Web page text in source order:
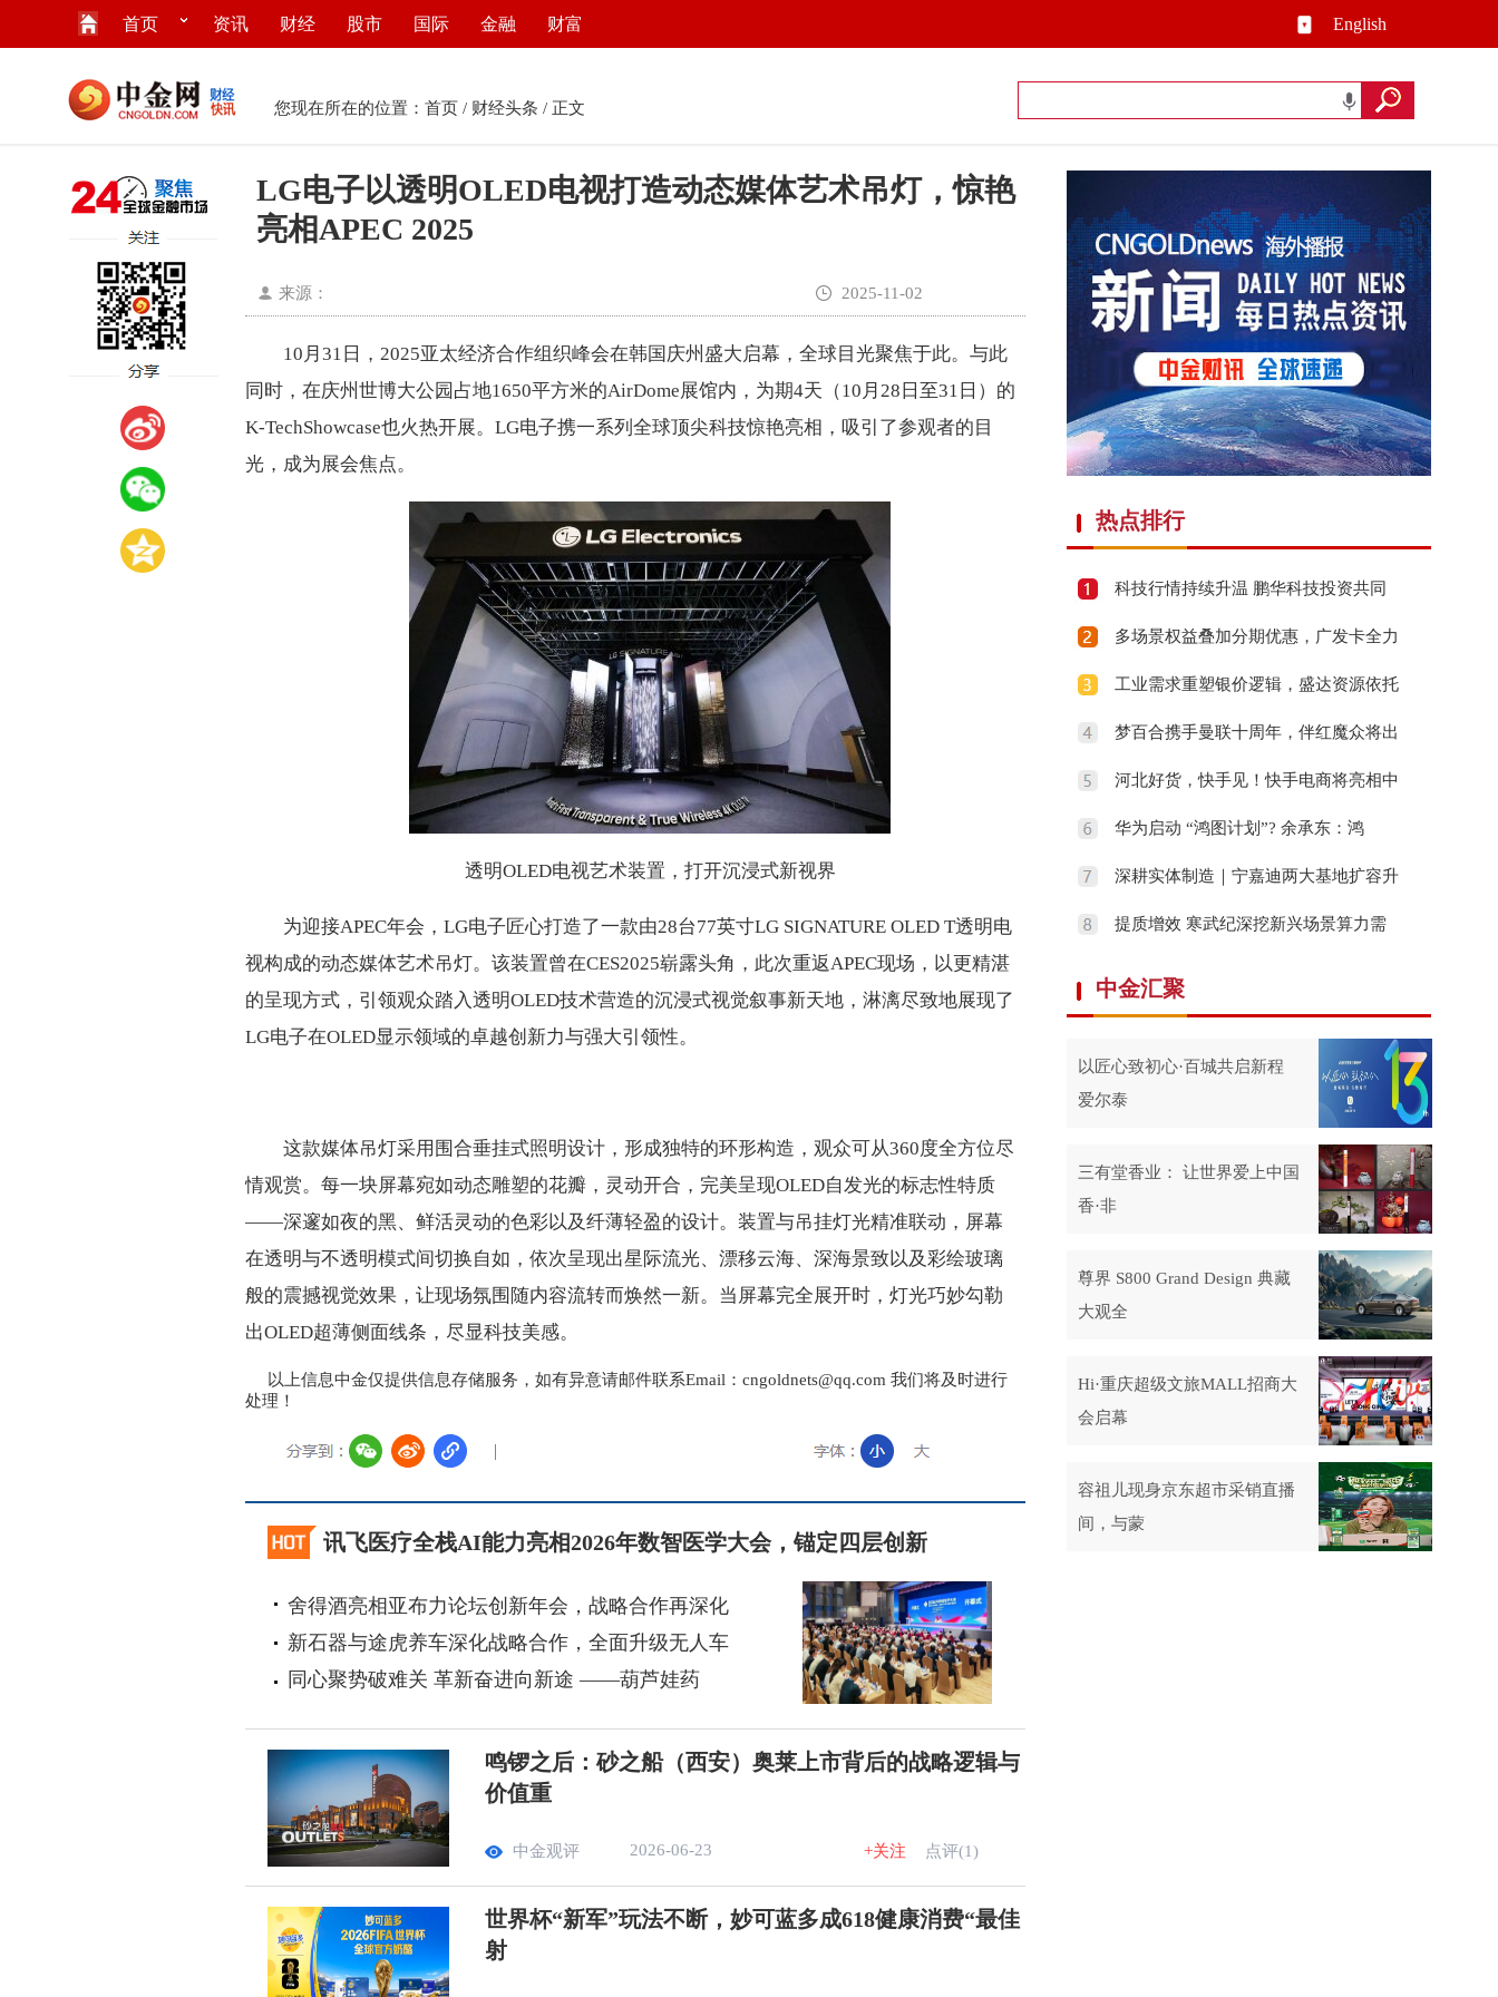
首页 资讯 财经 股市 国际 金融 财富 English
您现在所在的位置： 首页/ 财经头条 / 正文
LG电子以透明OLED电视打造动态媒体艺术吊灯，惊艳
亮相APEC 2025
来源： 2025-11-02
10月31日，2025亚太经济合作组织峰会在韩国庆州盛大启幕，全球目光聚焦于此。与此
同时，在庆州世博大公园占地1650平方米的AirDome展馆内，为期4天（10月28日至31日）的
K-TechShowcase也火热开展。LG电子携一系列全球顶尖科技惊艳亮相，吸引了参观者的目
光，成为展会焦点。
透明OLED电视艺术装置，打开沉浸式新视界
为迎接APEC年会，LG电子匠心打造了一款由28台77英寸LG SIGNATURE OLED T透明电
视构成的动态媒体艺术吊灯。该装置曾在CES2025崭露头角，此次重返APEC现场，以更精湛
的呈现方式，引领观众踏入透明OLED技术营造的沉浸式视觉叙事新天地，淋漓尽致地展现了
LG电子在OLED显示领域的卓越创新力与强大引领性。
这款媒体吊灯采用围合垂挂式照明设计，形成独特的环形构造，观众可从360度全方位尽
情观赏。每一块屏幕宛如动态雕塑的花瓣，灵动开合，完美呈现OLED自发光的标志性特质
——深邃如夜的黑、鲜活灵动的色彩以及纤薄轻盈的设计。装置与吊挂灯光精准联动，屏幕
在透明与不透明模式间切换自如，依次呈现出星际流光、漂移云海、深海景致以及彩绘玻璃
般的震撼视觉效果，让现场氛围随内容流转而焕然一新。当屏幕完全展开时，灯光巧妙勾勒
出OLED超薄侧面线条，尽显科技美感。
以上信息中金仅提供信息存储服务，如有异意请邮件联系Email：cngoldnets@qq.com 我们将及时进行
处理！
讯飞医疗全栈AI能力亮相2026年数智医学大会，锚定四层创新
舍得酒亮相亚布力论坛创新年会，战略合作再深化
新石器与途虎养车深化战略合作，全面升级无人车
同心聚势破难关 革新奋进向新途 ——葫芦娃药
鸣锣之后：砂之船（西安）奥莱上市背后的战略逻辑与
价值重
中金观评 2026-06-23 +关注 点评(1)
世界杯“新军”玩法不断，妙可蓝多成618健康消费“最佳
射
热点排行
科技行情持续升温 鹏华科技投资共同
多场景权益叠加分期优惠，广发卡全力
工业需求重塑银价逻辑，盛达资源依托
梦百合携手曼联十周年，伴红魔众将出
河北好货，快手见！快手电商将亮相中
华为启动 “鸿图计划”? 余承东：鸿
深耕实体制造｜宁嘉迪两大基地扩容升
提质增效 寒武纪深挖新兴场景算力需
中金汇聚
以匠心致初心·百城共启新程
爱尔泰
三有堂香业： 让世界爱上中国
香·非
尊界 S800 Grand Design 典藏
大观全
Hi·重庆超级文旅MALL招商大
会启幕
容祖儿现身京东超市采销直播
间，与蒙